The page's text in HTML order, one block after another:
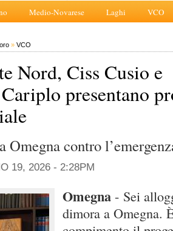
Medio-Novarese Laghi VCO
» VCO
Nord, Ciss Cusio e
presentano
contro
19, 2026 - 2:28PM
Omegna - Sei
dimora a Omegna.